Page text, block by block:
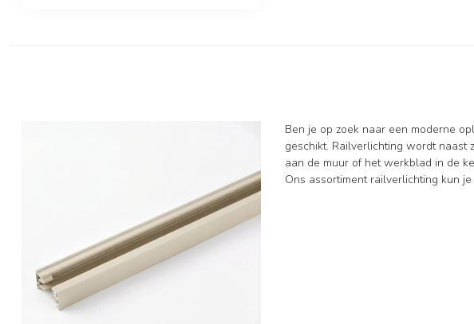
Ben je op zoek naar een moderne
geschikt. Railverlichting wordt naast
aan de muur of het werkblad in de
Ons assortiment railverlichting kun